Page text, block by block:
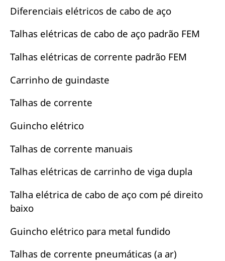
Diferenciais elétricos de cabo de aço
Talhas elétricas de cabo de aço padrão FEM
Talhas elétricas de corrente padrão FEM
Carrinho de guindaste
Talhas de corrente
Guincho elétrico
Talhas de corrente manuais
Talhas elétricas de carrinho de viga dupla
Talha elétrica de cabo de aço com pé direito
baixo
Guincho elétrico para metal fundido
Talhas de corrente pneumáticas (a ar)